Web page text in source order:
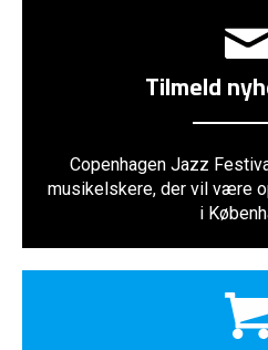
Tilmeld
Copenhagen Jazz
musikelskere, der vil være
i